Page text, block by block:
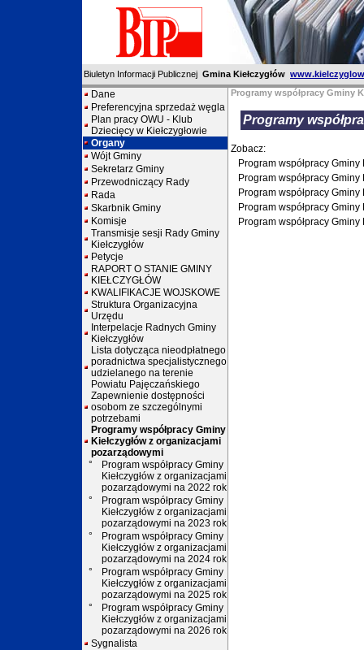
Biuletyn Informacji Publicznej Gmina Kiełczygłów
Dane
Preferencyjna sprzedaż węgla
Plan pracy OWU - Klub
Dziecięcy w Kiełczygłowie
Organy
Wójt Gminy
Sekretarz Gminy
Przewodniczący Rady
Rada
Skarbnik Gminy
Komisje
Transmisje sesji Rady Gminy
Kiełczygłów
Petycje
RAPORT O STANIE GMINY
KIEŁCZYGŁÓW
KWALIFIKACJE WOJSKOWE
Struktura Organizacyjna
Urzędu
Interpelacje Radnych Gminy
Kiełczygłów
Lista dotycząca nieodpłatnego
poradnictwa specjalistycznego
udzielanego na terenie
Powiatu Pajęczańskiego
Zapewnienie dostępności
osobom ze szczególnymi
potrzebami
Programy współpracy Gminy
Kiełczygłów z organizacjami
pozarządowymi
°
Program współpracy Gminy
Kiełczygłów z organizacjami
pozarządowymi na 2022 rok
°
Program współpracy Gminy
Kiełczygłów z organizacjami
pozarządowymi na 2023 rok
°
Program współpracy Gminy
Kiełczygłów z organizacjami
pozarządowymi na 2024 rok
°
Program współpracy Gminy
Kiełczygłów z organizacjami
pozarządowymi na 2025 rok
°
Program współpracy Gminy
Kiełczygłów z organizacjami
pozarządowymi na 2026 rok
Sygnalista
Programy współpracy Gminy
Programy
Zobacz:
Program współpracy
Program współpracy
Program współpracy
Program współpracy
Program współpracy